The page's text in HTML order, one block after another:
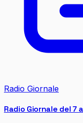
Radio Giornale
Radio Giornale del